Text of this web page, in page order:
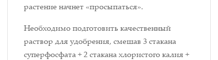
растение начнет «просыпаться».
Необходимо подготовить качественный
раствор для удобрения, смешав 3 стакана
суперфосфата + 2 стакана хлористого калия +